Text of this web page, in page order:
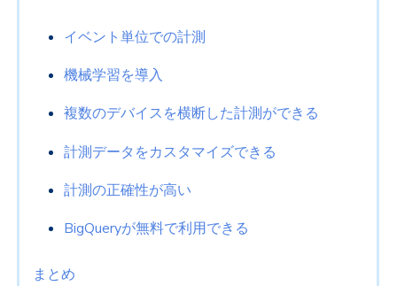
イベント単位での計測
機械学習を導入
複数のデバイスを横断した計測ができる
計測データをカスタマイズできる
計測の正確性が高い
BigQueryが無料で利用できる
まとめ